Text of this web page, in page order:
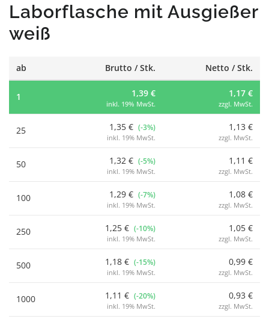
Laborflasche mit Ausgießer
weiß
ab Brutto / Stk. Netto / Stk.
1 1,39 €
inkl. 19% MwSt.
1,17 €
zzgl. MwSt.
25 1,35 € (-3%)
inkl. 19% MwSt.
1,13 €
zzgl. MwSt.
50 1,32 € (-5%)
inkl. 19% MwSt.
1,11 €
zzgl. MwSt.
100 1,29 € (-7%)
inkl. 19% MwSt.
1,08 €
zzgl. MwSt.
250 1,25 € (-10%)
inkl. 19% MwSt.
1,05 €
zzgl. MwSt.
500 1,18 € (-15%)
inkl. 19% MwSt.
0,99 €
zzgl. MwSt.
1000 1,11 € (-20%)
inkl. 19% MwSt.
0,93 €
zzgl. MwSt.